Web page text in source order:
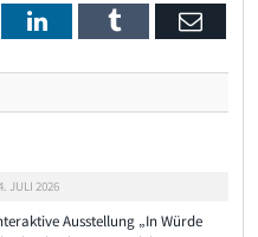
LinkedInTumblr Email
JULI 2026
Ausstellung „In Würde